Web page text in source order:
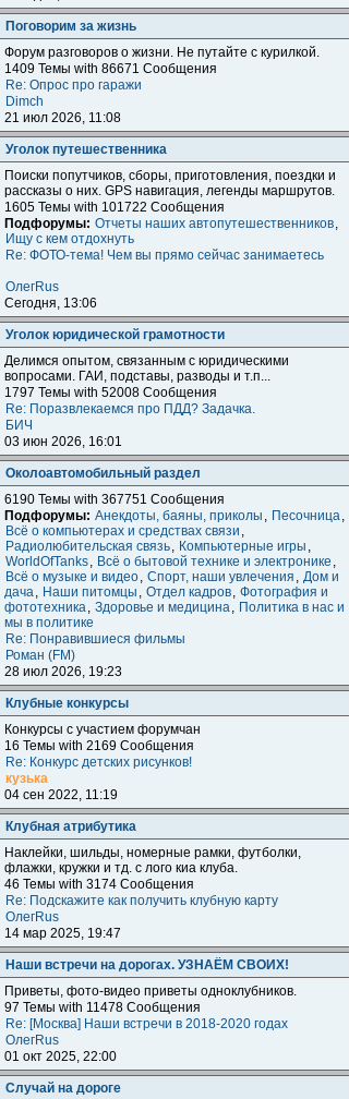
Поговорим за жизнь
Форум разговоров о жизни. Не путайте с курилкой.
1409 Темы with 86671 Сообщения
Re: Опрос про гаражи
Dimch
21 июл 2026, 11:08
Уголок путешественника
Поиски попутчиков, сборы, приготовления, поездки и
расcказы о них. GPS навигация, легенды маршрутов.
1605 Темы with 101722 Сообщения
Подфорумы: Отчеты наших автопутешественников,
Ищу с кем отдохнуть
Re: ФОТО-тема! Чем вы прямо сейчас занимаетесь
ОлегRus
Сегодня, 13:06
Уголок юридической грамотности
Делимся опытом, связанным с юридическими
вопросами. ГАИ, подставы, разводы и т.п...
1797 Темы with 52008 Сообщения
Re: Поразвлекаемся про ПДД? Задачка.
БИЧ
03 июн 2026, 16:01
Околоавтомобильный раздел
6190 Темы with 367751 Сообщения
Подфорумы: Анекдоты, баяны, приколы , Песочница,
Всё о компьютерах и средствах связи ,
Радиолюбительская связь, Компьютерные игры ,
WorldOfTanks, Всё о бытовой технике и электронике ,
Всё о музыке и видео, Спорт, наши увлечения , Дом и
дача, Наши питомцы , Отдел кадров, Фотография и
фототехника, Здоровье и медицина, Политика в нас и
мы в политике
Re: Понравившиеся фильмы
Роман (FM)
28 июл 2026, 19:23
Клубные конкурсы
Конкурсы с участием форумчан
16 Темы with 2169 Сообщения
Re: Конкурс детских рисунков!
кузька
04 сен 2022, 11:19
Клубная атрибутика
Наклейки, шильды, номерные рамки, футболки,
флажки, кружки и тд. с лого киа клуба.
46 Темы with 3174 Сообщения
Re: Подскажите как получить клубную карту
ОлегRus
14 мар 2025, 19:47
Наши встречи на дорогах. УЗНАЁМ СВОИХ!
Приветы, фото-видео приветы одноклубников.
97 Темы with 11478 Сообщения
Re: [Москва] Наши встречи в 2018-2020 годах
ОлегRus
01 окт 2025, 22:00
Случай на дороге